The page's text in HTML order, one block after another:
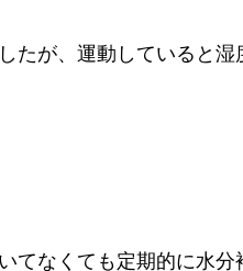
たが、運動していると湿
てなくても定期的に水分